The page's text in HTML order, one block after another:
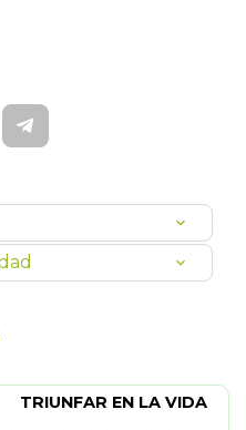
TRIUNFAR EN LA VIDA